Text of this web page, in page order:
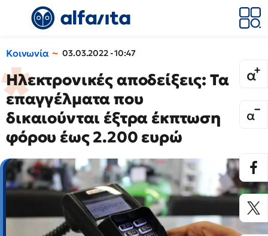
Κοινωνία 03.03.2022 - 10:47
Ηλεκτρονικές αποδείξεις: Τα
επαγγέλματα που
δικαιούνται έξτρα έκπτωση
φόρου έως 2.200 ευρώ